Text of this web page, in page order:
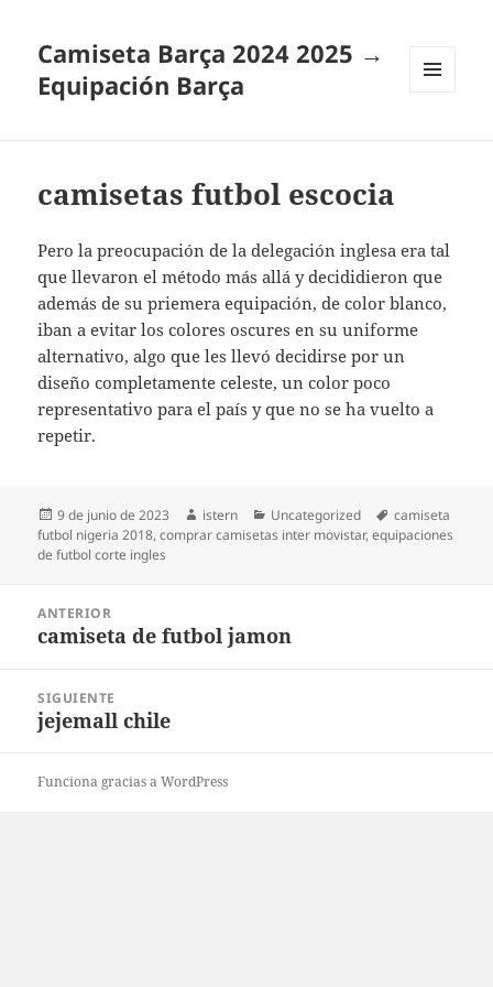
Camiseta Barça 2024 2025 →
Equipación Barça
camisetas futbol escocia
Pero la preocupación de la delegación inglesa era tal
que llevaron el método más allá y decididieron que
además de su priemera equipación, de color blanco,
iban a evitar los colores oscures en su uniforme
alternativo, algo que les llevó decidirse por un
diseño completamente celeste, un color poco
representativo para el país y que no se ha vuelto a
repetir.
Publicado
el
9 de junio de 2023 Autor
istern Categorías
Uncategorized Etiquetas
camiseta
futbol nigeria 2018,comprar camisetas inter movistar,equipaciones
de futbol corte ingles
entradas
ANTERIOR
Entrada
camiseta de futbol jamon
SIGUIENTE
Entrada
jejemall chile
Funciona gracias a WordPress